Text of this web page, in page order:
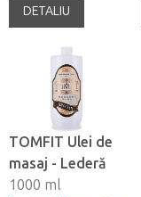
DETALIU
TOMFIT Ulei de
masaj - Lederă
1000 ml